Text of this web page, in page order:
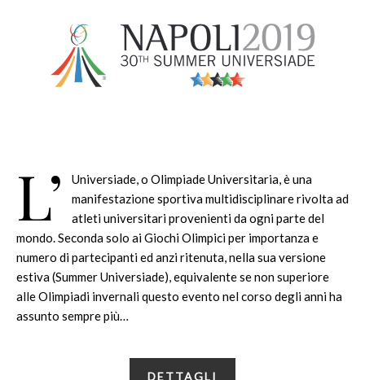
L’
Universiade, o Olimpiade Universitaria, è una
manifestazione sportiva multidisciplinare rivolta ad
atleti universitari provenienti da ogni parte del
mondo. Seconda solo ai Giochi Olimpici per importanza e
numero di partecipanti ed anzi ritenuta, nella sua versione
estiva (Summer Universiade), equivalente se non superiore
alle Olimpiadi invernali questo evento nel corso degli anni ha
assunto sempre più…
DETTAGLI